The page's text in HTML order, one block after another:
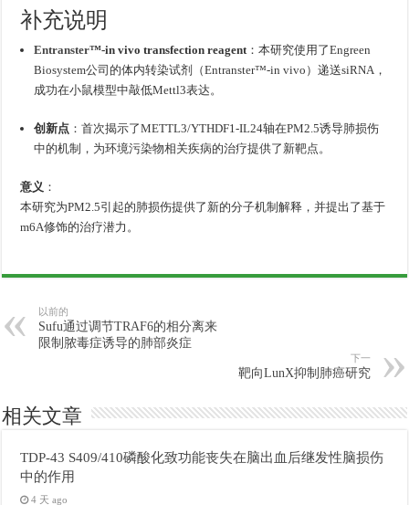
补充说明
Entranster™-in vivo transfection reagent ：本研究使用了Engreen
Biosystem公司的体内转染试剂（Entranster™-in vivo）递送siRNA，
成功在小鼠模型中敲低Mettl3表达。
创新点 ：首次揭示了METTL3/YTHDF1-IL24轴在PM2.5诱导肺损伤
中的机制，为环境污染物相关疾病的治疗提供了新靶点。
意义 ：
本研究为PM2.5引起的肺损伤提供了新的分子机制解释，并提出了基于
m6A修饰的治疗潜力。
以前的
Sufu通过调节TRAF6的相分离来
限制脓毒症诱导的肺部炎症
下一
靶向LunX抑制肺癌研究
相关文章
TDP-43 S409/410磷酸化致功能丧失在脑出血后继发性脑损伤
中的作用
4 天 ago